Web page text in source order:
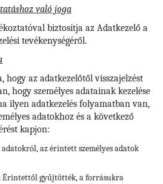
való joga
biztosítja az Adatkezelő a
tevékenységéről.
hogy az adatkezelőtől visszajelzést
hogy személyes adatainak kezelése
ilyen adatkezelés folyamatban van,
adatokhoz és a következő
kapjon:
az érintett személyes adatok
Érintettől gyűjtötték, a forrásukra